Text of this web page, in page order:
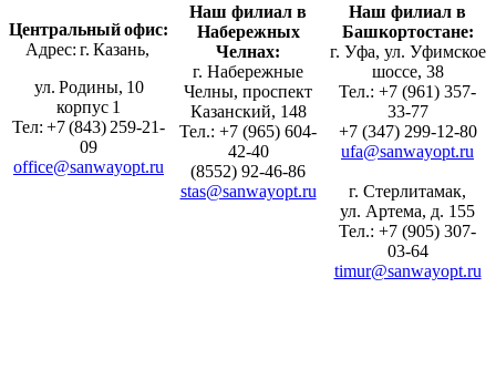
Центральный офис:
Адрес: г. Казань,
ул. Родины, 10
корпус 1
Тел: +7 (843) 259-21-
09
office@sanwayopt.ru
Наш филиал в
Набережных
Челнах:
г. Набережные
Челны, проспект
Казанский, 148
Тел.: +7 (965) 604-
42-40
(8552) 92-46-86
stas@sanwayopt.ru
Наш филиал в
Башкортостане:
г. Уфа, ул. Уфимское
шоссе, 38
Тел.: +7 (961) 357-
33-77
+7 (347) 299-12-80
ufa@sanwayopt.ru
г. Стерлитамак,
ул. Артема, д. 155
Тел.: +7 (905) 307-
03-64
timur@sanwayopt.ru